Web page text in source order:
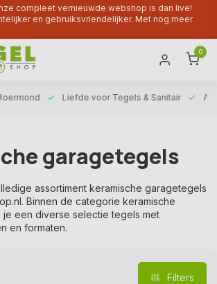
compleet vernieuwde webshop is dan live!
en gebruiksvriendelijker. Met nog meer
0
Liefde voor Tegels & Sanitair
garagetegels
assortiment keramische garagetegels
Binnen de categorie keramische
een diverse selectie tegels met
en formaten.
Filters